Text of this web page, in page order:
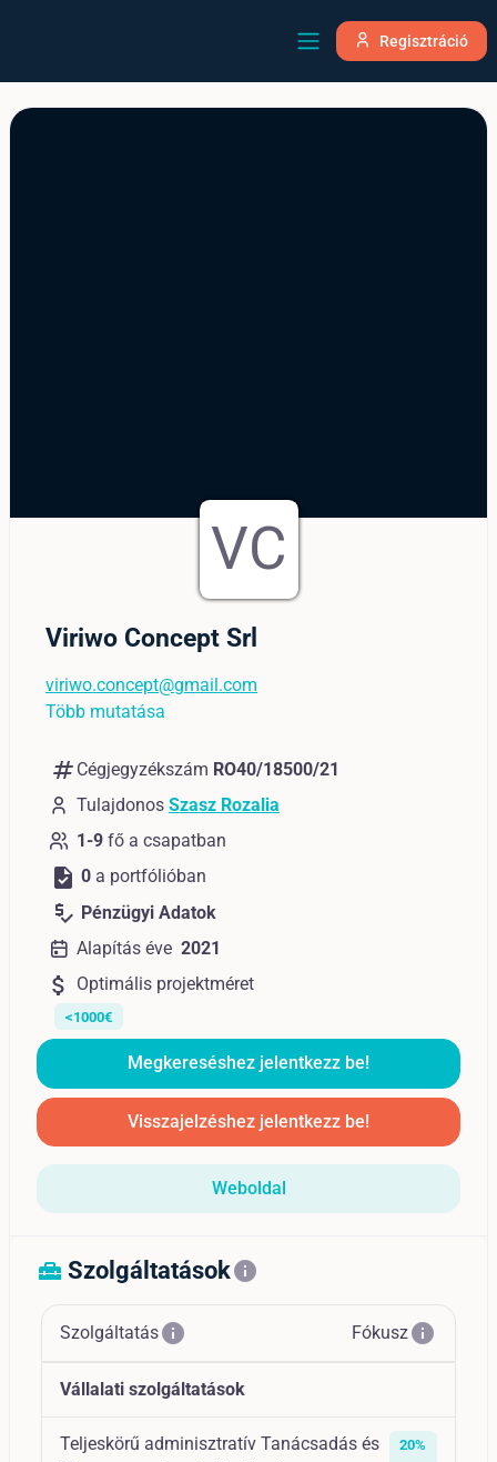
Regisztráció
VC
Viriwo Concept Srl
viriwo.concept@gmail.com
Több mutatása
numbers Cégjegyzékszám RO40/18500/21
Tulajdonos Szasz Rozalia
1-9 fő a csapatban
task 0 a portfólióban
price_check Pénzügyi Adatok
Alapítás éve 2021
attach_money Optimális projektméret
<1000€
Megkereséshez jelentkezz be!
Visszajelzéshez jelentkezz be!
Weboldal
home_repair_service Szolgáltatásokinfo
Szolgáltatásinfo Fókuszinfo
Vállalati szolgáltatások
Teljeskörű adminisztratív Tanácsadás és
20%